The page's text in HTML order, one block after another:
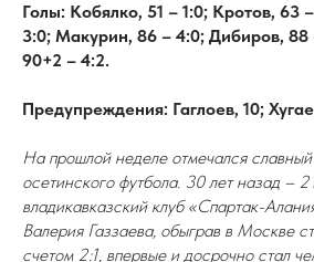
Голы: Кобялко, 51 – 1:0; Кротов, 63
3:0; Макурин, 86 – 4:0; Дибиров, 88
90+2 – 4:2.
Предупреждения: Гаглоев, 10;
На прошлой неделе отмечался
осетинского футбола. 30 лет назад –
владикавказский клуб «Спартак-
Валерия Газзаева, обыграв в Москве
счетом 2:1, впервые и досрочно стал